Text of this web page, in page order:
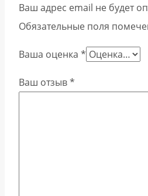
Ваш адрес email не будет
Обязательные поля
Ваша оценка *
Ваш отзыв*